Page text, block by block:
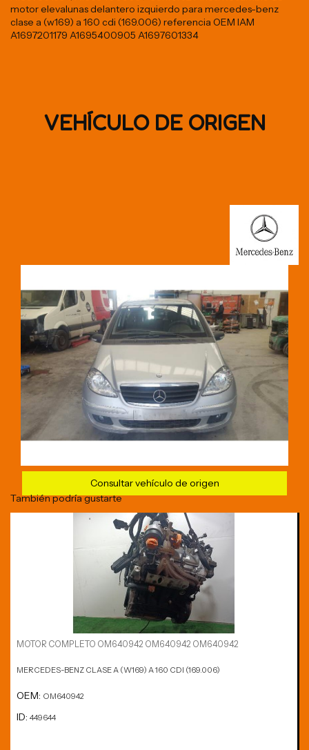
motor elevalunas delantero izquierdo para mercedes-benz
clase a (w169) a 160 cdi (169.006) referencia OEM IAM
A1697201179 A1695400905 A1697601334
VEHÍCULO DE ORIGEN
Consultar vehículo de origen
También podría gustarte
MOTOR COMPLETO OM640942 OM640942 OM640942
MERCEDES-BENZ CLASE A (W169) A 160 CDI (169.006)
OEM: OM640942
ID: 449644